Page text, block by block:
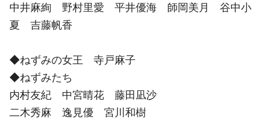
中井麻絢 野村里愛 平井優海 師岡美月 谷中小
夏 吉藤帆香
◆ねずみの女王 寺戸麻子
◆ねずみたち
内村友紀 中宮晴花 藤田凪沙
二木秀麻 逸見優 宮川和樹